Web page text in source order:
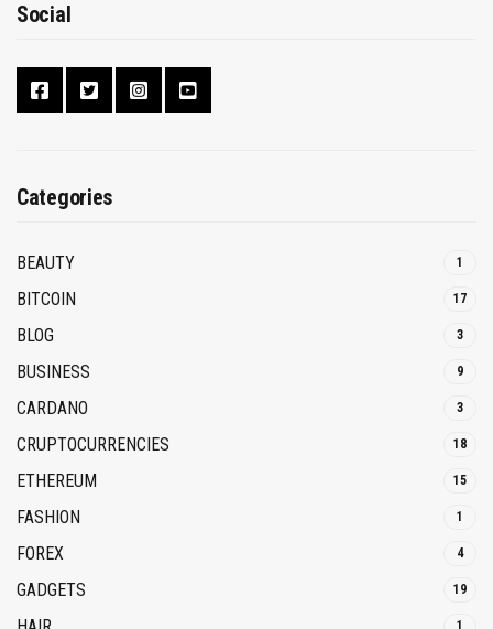
Social
Categories
BEAUTY 1
BITCOIN 17
BLOG 3
BUSINESS 9
CARDANO 3
CRUPTOCURRENCIES 18
ETHEREUM 15
FASHION 1
FOREX 4
GADGETS 19
1